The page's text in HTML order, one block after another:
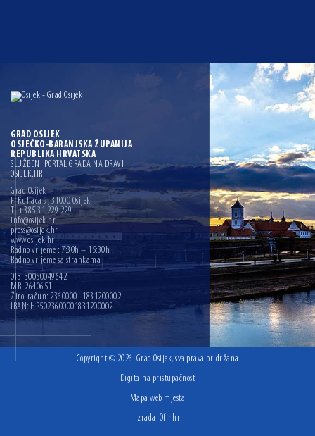
GRAD OSIJEK
OSJEČKO-BARANJSKA ŽUPANIJA
REPUBLIKA HRVATSKA
SLUŽBENI PORTAL GRADA NA DRAVI
OSIJEK.HR
Grad Osijek
F. Kuhača 9, 31000 Osijek
T: +385 31 229 229
info@osijek.hr
press@osijek.hr
www.osijek.hr
Radno vrijeme : 7:30h – 15:30h
Radno vrijeme sa strankama
OIB: 30050049642
MB: 2640651
Žiro-račun: 2360000–1831200002
IBAN: HR5023600001831200002
Copyright © 2026. Grad Osijek, sva prava pridržana
Digitalna pristupačnost
Mapa web mjesta
Izrada: Ofir.hr